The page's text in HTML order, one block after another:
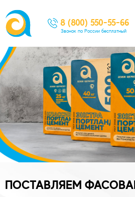
8 (800) 550-55-66
Звонок по России бесплатный
ПОСТАВЛЯЕМ